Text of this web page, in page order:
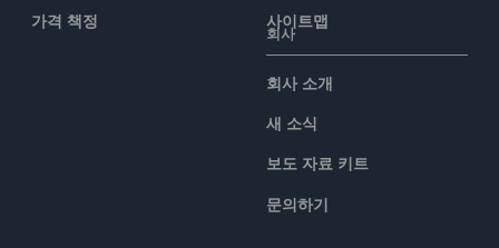
가격 책정
사이트맵
회사
회사 소개
새 소식
보도 자료 키트
문의하기